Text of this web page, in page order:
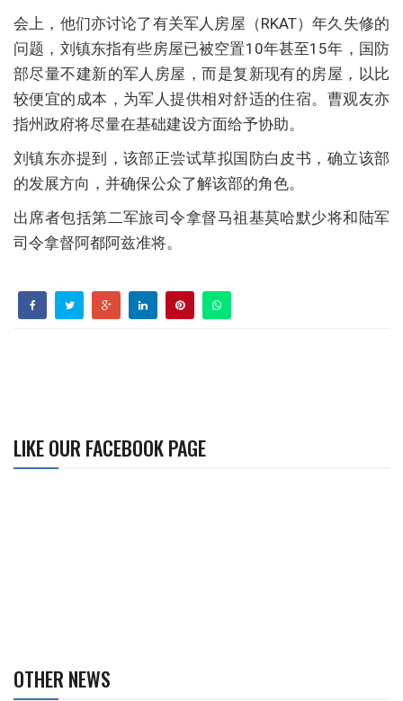
会上，他们亦讨论了有关军人房屋（RKAT）年久失修的
问题，刘镇东指有些房屋已被空置10年甚至15年，国防
部尽量不建新的军人房屋，而是复新现有的房屋，以比
较便宜的成本，为军人提供相对舒适的住宿。曹观友亦
指州政府将尽量在基础建设方面给予协助。
刘镇东亦提到，该部正尝试草拟国防白皮书，确立该部
的发展方向，并确保公众了解该部的角色。
出席者包括第二军旅司令拿督马祖基莫哈默少将和陆军
司令拿督阿都阿兹准将。
LIKE OUR FACEBOOK PAGE
OTHER NEWS